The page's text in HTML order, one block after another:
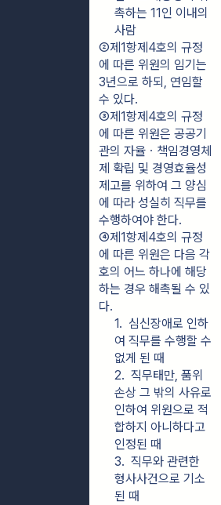
촉하는 11인 이내의
사람
②제1항제4호의 규정
에 따른 위원의 임기는
3년으로 하되, 연임할
수 있다.
③제1항제4호의 규정
에 따른 위원은 공공기
관의 자율ㆍ책임경영체
제 확립 및 경영효율성
제고를 위하여 그 양심
에 따라 성실히 직무를
수행하여야 한다.
④제1항제4호의 규정
에 따른 위원은 다음 각
호의 어느 하나에 해당
하는 경우 해촉될 수 있
다.
1.  심신장애로 인하
여 직무를 수행할 수
없게 된 때
2.  직무태만, 품위
손상 그 밖의 사유로
인하여 위원으로 적
합하지 아니하다고
인정된 때
3.  직무와 관련한
형사사건으로 기소
된 때